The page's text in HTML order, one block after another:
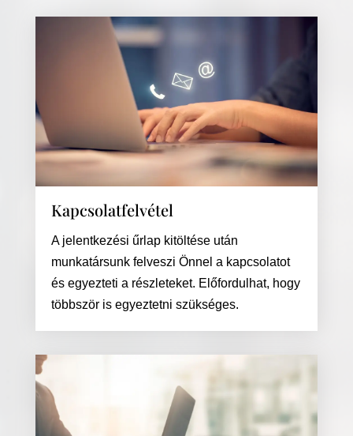
Kapcsolatfelvétel
A jelentkezési űrlap kitöltése után
munkatársunk felveszi Önnel a kapcsolatot
és egyezteti a részleteket. Előfordulhat, hogy
többször is egyeztetni szükséges.